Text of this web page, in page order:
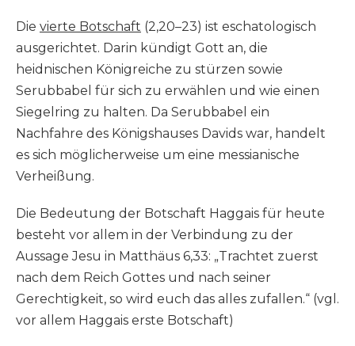
Die vierte Botschaft (2,20–23) ist eschatologisch
ausgerichtet. Darin kündigt Gott an, die
heidnischen Königreiche zu stürzen sowie
Serubbabel für sich zu erwählen und wie einen
Siegelring zu halten. Da Serubbabel ein
Nachfahre des Königshauses Davids war, handelt
es sich möglicherweise um eine messianische
Verheißung.
Die Bedeutung der Botschaft Haggais für heute
besteht vor allem in der Verbindung zu der
Aussage Jesu in Matthäus 6,33: „Trachtet zuerst
nach dem Reich Gottes und nach seiner
Gerechtigkeit, so wird euch das alles zufallen.“ (vgl.
vor allem Haggais erste Botschaft)